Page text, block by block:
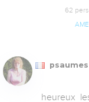
62
psaumes
heureux